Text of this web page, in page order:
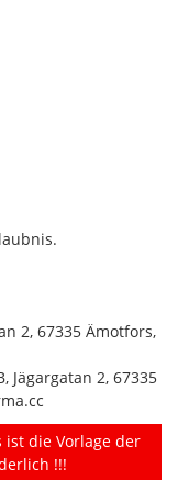
2, 67335 Ämotfors,
Jägargatan 2, 67335
die Vorlage der
!!!